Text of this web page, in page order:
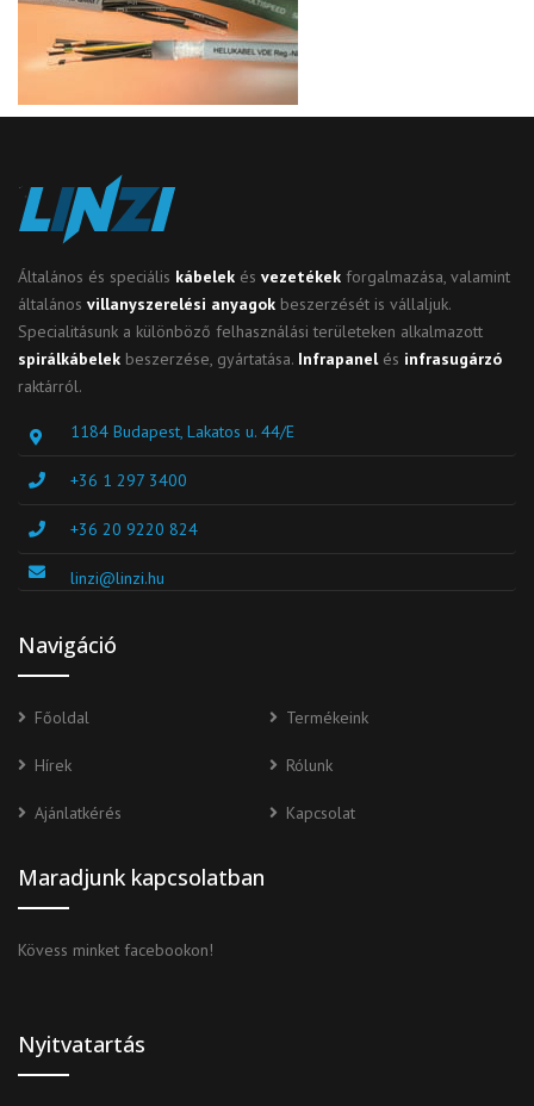
Általános és speciális kábelek és vezetékek forgalmazása, valamint
általános villanyszerelési anyagok beszerzését is vállaljuk.
Specialitásunk a különböző felhasználási területeken alkalmazott
spirálkábelek beszerzése, gyártatása. Infrapanel és infrasugárzó
raktárról.
1184 Budapest, Lakatos u. 44/E
+36 1 297 3400
+36 20 9220 824
linzi@linzi.hu
Navigáció
Főoldal Termékeink
Hírek Rólunk
Ajánlatkérés Kapcsolat
Maradjunk kapcsolatban
Kövess minket facebookon!
Nyitvatartás